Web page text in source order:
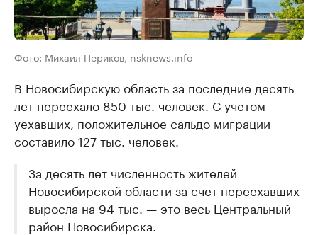
Фото: Михаил Периков, nsknews.info
В Новосибирскую область за последние десять
лет переехало 850 тыс. человек. С учетом
уехавших, положительное сальдо миграции
составило 127 тыс. человек.
За десять лет численность жителей
Новосибирской области за счет переехавших
выросла на 94 тыс. — это весь Центральный
район Новосибирска.